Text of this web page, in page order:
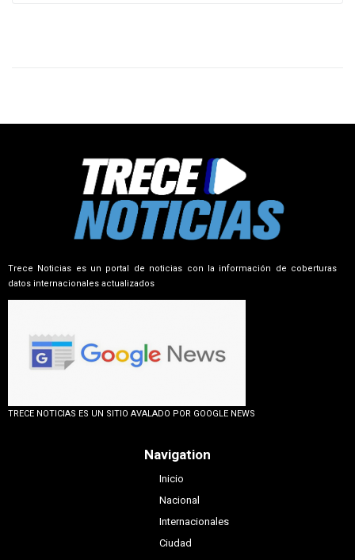
Trece Noticias es un portal de noticias con la información de coberturas
datos internacionales actualizados
TRECE NOTICIAS ES UN SITIO AVALADO POR GOOGLE NEWS
Navigation
Inicio
Nacional
Internacionales
Ciudad